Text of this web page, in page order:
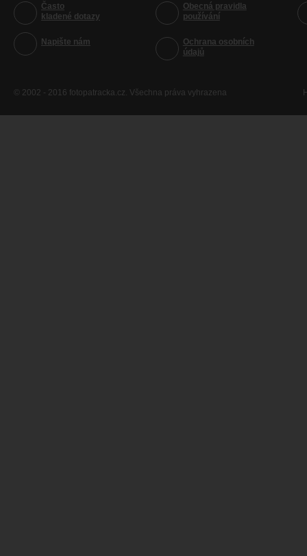
Často
kladené dotazy
Napište nám
Obecná pravidla
používání
Ochrana osobních
údajů
© 2002 - 2016 fotopatracka.cz. Všechna práva vyhrazena